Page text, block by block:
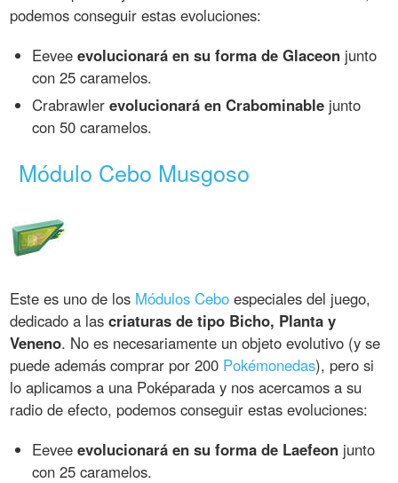
podemos conseguir estas evoluciones:
Eeveeevolucionará en su forma de Glaceon junto
con 25 caramelos.
Crabrawlerevolucionará en Crabominable junto
con 50 caramelos.
Módulo Cebo Musgoso
Este es uno de los Módulos Cebo especiales del juego,
dedicado a lascriaturas de tipo Bicho, Planta y
Veneno. No es necesariamente un objeto evolutivo (y se
puede además comprar por 200 Pokémonedas), pero si
lo aplicamos a una Poképarada y nos acercamos a su
radio de efecto, podemos conseguir estas evoluciones:
Eeveeevolucionará en su forma de Laefeon junto
con 25 caramelos.